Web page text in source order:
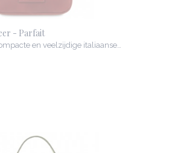
- Parfait
en veelzijdige italiaanse…